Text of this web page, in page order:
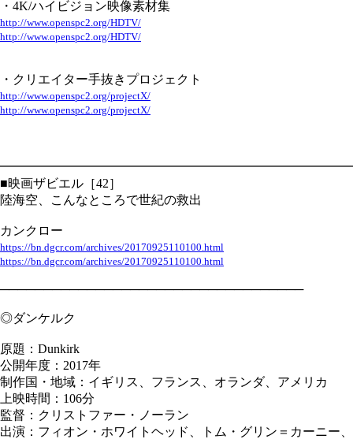
・4K/ハイビジョン映像素材集
http://www.openspc2.org/HDTV/
http://www.openspc2.org/HDTV/
・クリエイター手抜きプロジェクト
http://www.openspc2.org/projectX/
http://www.openspc2.org/projectX/
■映画ザビエル［42］
陸海空、こんなところで世紀の救出
カンクロー
https://bn.dgcr.com/archives/20170925110100.html
https://bn.dgcr.com/archives/20170925110100.html
───────────────────────────────────
◎ダンケルク
原題：Dunkirk
公開年度：2017年
制作国・地域：イギリス、フランス、オランダ、アメリカ
上映時間：106分
監督：クリストファー・ノーラン
出演：フィオン・ホワイトヘッド、トム・グリン＝カーニー、